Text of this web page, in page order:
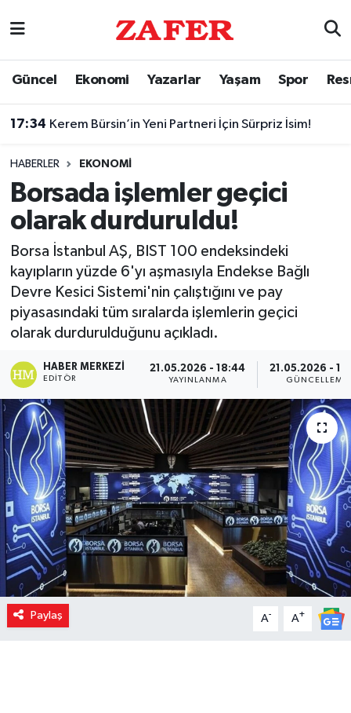
Güncel Ekonomi Yazarlar Yaşam Spor
17:34 Kerem Bürsin’in Yeni Partneri İçin Sürpriz İsim!
HABERLER EKONOMI
Borsada işlemler geçici
olarak durduruldu!
Borsa İstanbul AŞ, BIST 100 endeksindeki
kayıpların yüzde 6'yı aşmasıyla Endekse Bağlı
Devre Kesici Sistemi'nin çalıştığını ve pay
piyasasındaki tüm sıralarda işlemlerin geçici
olarak durdurulduğunu açıkladı.
HABER MERKEZI
EDITÖR
21.05.2026 - 18:44
YAYINLANMA
21.05.2026 -
GÜNCELLEME
Paylaş A- A+
Nöbetçi Eczaneler
Trafik Durumu
Süper Lig Puan Durumu ve Fikstür
Tüm Manşetler
Son Dakika Haberleri
Haber Arşivi